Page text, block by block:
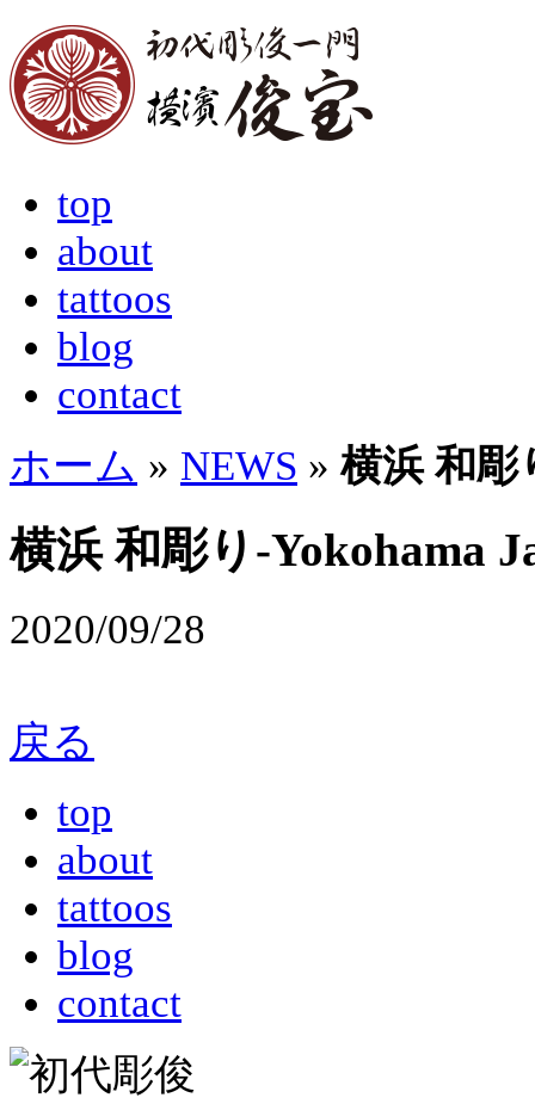
top
about
tattoos
blog
contact
ホーム » NEWS »横浜 和彫
横浜 和彫り-Yokohama
2020/09/28
戻る
top
about
tattoos
blog
contact